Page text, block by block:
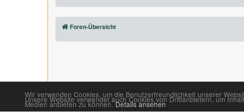
Wir verwenden Cookies, um die Benutzerfreundlichkeit unserer
Unsere Website verwendet auch Cookies von Drittanbietern, um
Medien anbieten zu können.Details ansehen
Foren-Übersicht